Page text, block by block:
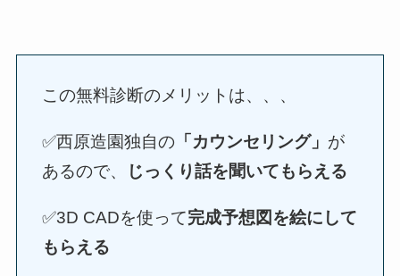
この無料診断のメリットは、、、
✅西原造園独自の 「カウンセリング」 が
あるので、
じっくり話を聞いてもらえる
✅3D CADを使って完成予想図を絵にして
もらえる